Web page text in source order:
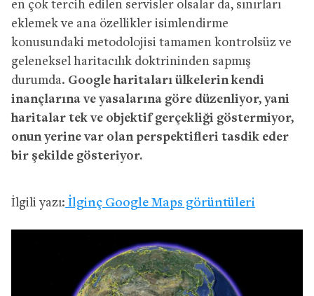
en çok tercih edilen servisler olsalar da, sınırları
eklemek ve ana özellikler isimlendirme
konusundaki metodolojisi tamamen kontrolsüz ve
geleneksel haritacılık doktrininden sapmış
durumda. Google haritaları ülkelerin kendi
inançlarına ve yasalarına göre düzenliyor, yani
haritalar tek ve objektif gerçekliği göstermiyor,
onun yerine var olan perspektifleri tasdik eder
bir şekilde gösteriyor.
İlgili yazı: İlginç Google Maps görüntüleri